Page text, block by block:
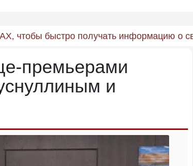
чтобы быстро получать информацию о
премьерами
и